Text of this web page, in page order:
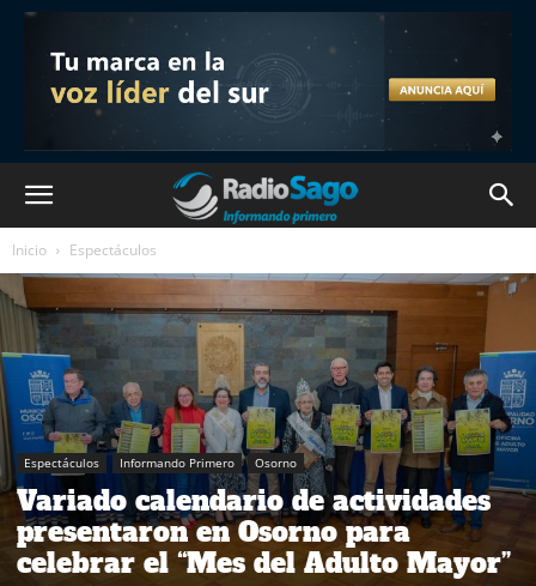
Inicio Espectáculos
Espectáculos Informando Primero Osorno
Variado calendario de actividades
presentaron en Osorno para
celebrar el “Mes del Adulto Mayor”